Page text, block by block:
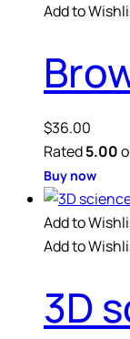
Add to
$36.00
Rated5.00
Buy now
Add to
Add to
3D